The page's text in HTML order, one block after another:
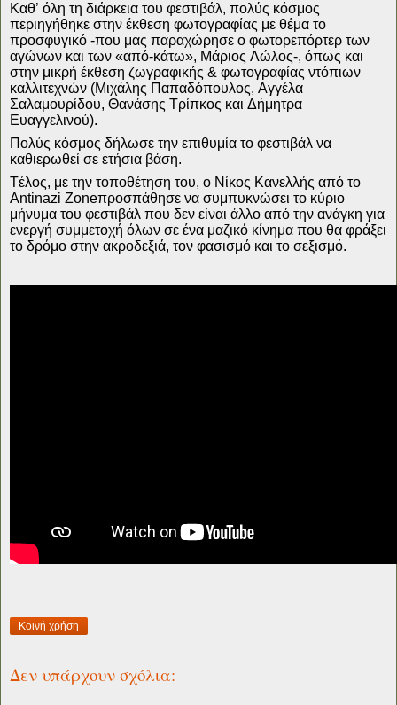
Καθ’ όλη τη διάρκεια του φεστιβάλ, πολύς κόσμος
περιηγήθηκε στην έκθεση φωτογραφίας με θέμα το
προσφυγικό -που μας παραχώρησε ο φωτορεπόρτερ των
αγώνων και των «από-κάτω», Μάριος Λώλος-, όπως και
στην μικρή έκθεση ζωγραφικής & φωτογραφίας ντόπιων
καλλιτεχνών (Μιχάλης Παπαδόπουλος, Αγγέλα
Σαλαμουρίδου, Θανάσης Τρίπκος και Δήμητρα
Ευαγγελινού).
Πολύς κόσμος δήλωσε την επιθυμία το φεστιβάλ να
καθιερωθεί σε ετήσια βάση.
Τέλος, με την τοποθέτηση του, ο Νίκος Κανελλής από το
Antinazi Zoneπροσπάθησε να συμπυκνώσει το κύριο
μήνυμα του φεστιβάλ που δεν είναι άλλο από την ανάγκη για
ενεργή συμμετοχή όλων σε ένα μαζικό κίνημα που θα φράξει
το δρόμο στην ακροδεξιά, τον φασισμό και το σεξισμό.
Κοινή χρήση
Δεν υπάρχουν σχόλια: